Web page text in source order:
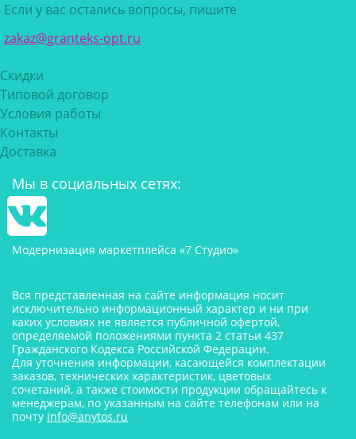
Если у вас остались вопросы, пишите
zakaz@granteks-opt.ru
Скидки
Типовой договор
Условия работы
Контакты
Доставка
Мы в социальных сетях:
Модернизация маркетплейса «7 Студио»
Вся представленная на сайте информация носит
исключительно информационный характер и ни при
каких условиях не является публичной офертой,
определяемой положениями пункта 2 статьи 437
Гражданского Кодекса Российской Федерации.
Для уточнения информации, касающейся комплектации
заказов, технических характеристик, цветовых
сочетаний, а также стоимости продукции обращайтесь к
менеджерам, по указанным на сайте телефонам или на
почту info@anytos.ru